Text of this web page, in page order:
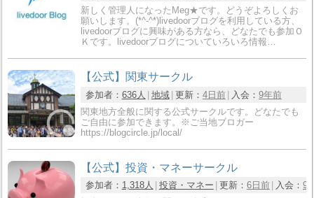
新しく管理人になったMeg★です。どうぞよろしくお
願いします。(*^-^*)livedoorブログを利用している方、
livedoorブログに興味がある方なら、どなたでも参加Ｏ
Ｋです。livedoorブログについていろいろ情報…
【公式】関東サークル
参加者： 636人 地域 更新： 4日前 入会： 9年前
関東地方全般に関する公式サークルです。どなたでも
ご自由に参加できます。※ご当地ブロガー
https://blogcircle.jp/local/
【公式】投資・マネーサークル
参加者： 1,318人 投資・マネー 更新： 6日前 入会： 9